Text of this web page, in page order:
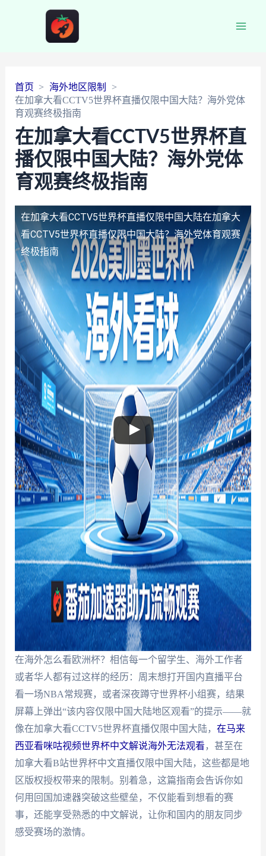
首页
海外地区限制
在加拿大看CCTV5世界杯直播仅限中国大陆？海外党体
育观赛终极指南
在加拿大看CCTV5世界杯直
播仅限中国大陆？海外党体
育观赛终极指南
在加拿大看CCTV5世界杯直播仅限中国大陆在加拿大
看CCTV5世界杯直播仅限中国大陆？海外党体育观赛
终极指南
在海外怎么看欧洲杯？相信每一个留学生、海外工作者
或者华人都有过这样的经历：周末想打开国内直播平台
看一场NBA常规赛，或者深夜蹲守世界杯小组赛，结果
屏幕上弹出“该内容仅限中国大陆地区观看”的提示——就
像在加拿大看CCTV5世界杯直播仅限中国大陆， 在马来
西亚看咪咕视频世界杯中文解说海外无法观看 ，甚至在
加拿大看B站世界杯中文直播仅限中国大陆，这些都是地
区版权授权带来的限制。别着急，这篇指南会告诉你如
何用回国加速器突破这些壁垒，不仅能看到想看的赛
事，还能享受熟悉的中文解说，让你和国内的朋友同步
感受赛场的激情。